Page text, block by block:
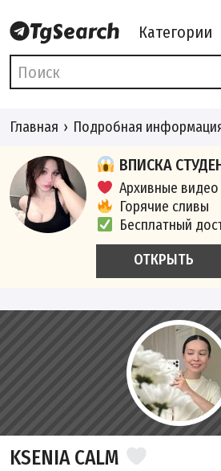
Категории
Главная Подробная
ВПИСКА
Архивные видео
Горячие сливы
Бесплатный
ОТКРЫТЬ
KSENIA CALM